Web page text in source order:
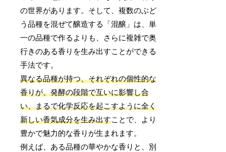
の世界があります。そして、複数のぶど
う品種を混ぜて醸造する「混醸」は、単
一の品種で作るよりも、さらに複雑で奥
行きのある香りを生み出すことができる
手法です。
異なる品種が持つ、それぞれの個性的な
香りが、発酵の段階で互いに影響し合
い、まるで化学反応を起こすように全く
新しい香気成分を生み出すことで、より
豊かで魅力的な香りが生まれます。
例えば、ある品種の華やかな香りと、別